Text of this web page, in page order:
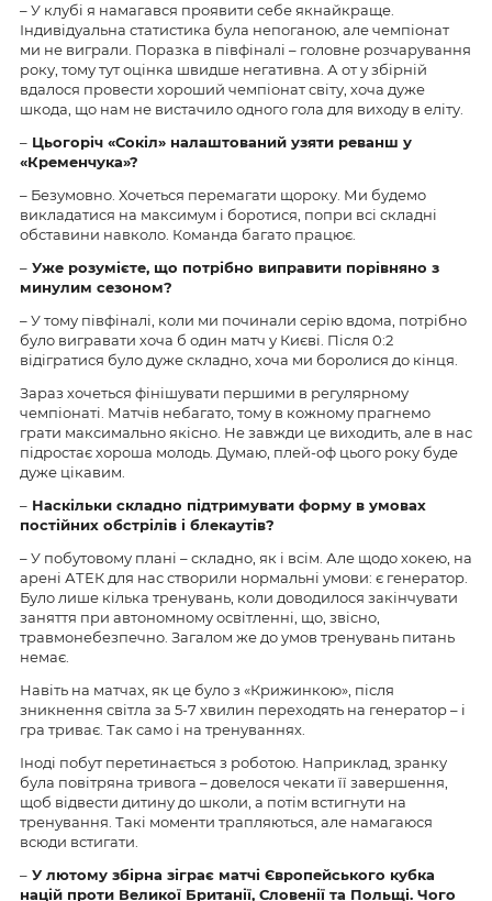
– У клубі я намагався проявити себе якнайкраще.
Індивідуальна статистика була непоганою, але чемпіонат
ми не виграли. Поразка в півфіналі – головне розчарування
року, тому тут оцінка швидше негативна. А от у збірній
вдалося провести хороший чемпіонат світу, хоча дуже
шкода, що нам не вистачило одного гола для виходу в еліту.
– Цьогоріч «Сокіл» налаштований узяти реванш у
«Кременчука»?
– Безумовно. Хочеться перемагати щороку. Ми будемо
викладатися на максимум і боротися, попри всі складні
обставини навколо. Команда багато працює.
– Уже розумієте, що потрібно виправити порівняно з
минулим сезоном?
– У тому півфіналі, коли ми починали серію вдома, потрібно
було вигравати хоча б один матч у Києві. Після 0:2
відігратися було дуже складно, хоча ми боролися до кінця.
Зараз хочеться фінішувати першими в регулярному
чемпіонаті. Матчів небагато, тому в кожному прагнемо
грати максимально якісно. Не завжди це виходить, але в нас
підростає хороша молодь. Думаю, плей-оф цього року буде
дуже цікавим.
– Наскільки складно підтримувати форму в умовах
постійних обстрілів і блекаутів?
– У побутовому плані – складно, як і всім. Але щодо хокею, на
арені АТЕК для нас створили нормальні умови: є генератор.
Було лише кілька тренувань, коли доводилося закінчувати
заняття при автономному освітленні, що, звісно,
травмонебезпечно. Загалом же до умов тренувань питань
немає.
Навіть на матчах, як це було з «Крижинкою», після
зникнення світла за 5-7 хвилин переходять на генератор – і
гра триває. Так само і на тренуваннях.
Іноді побут перетинається з роботою. Наприклад, зранку
була повітряна тривога – довелося чекати її завершення,
щоб відвести дитину до школи, а потім встигнути на
тренування. Такі моменти трапляються, але намагаюся
всюди встигати.
– У лютому збірна зіграє матчі Європейського кубка
націй проти Великої Британії, Словенії та Польщі. Чого